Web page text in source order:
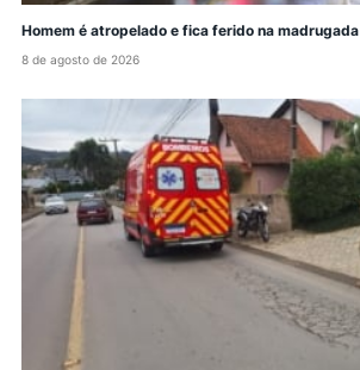
Homem é atropelado e fica ferido na madrugada
8 de agosto de 2026